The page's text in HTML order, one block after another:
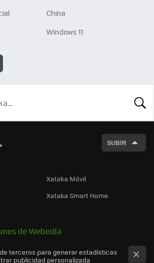
China
Windows 11
SUBIR
Xataka Móvil
Xataka Smart Home
de Webedia
terceros para generar estadísticas
publicidad personalizada